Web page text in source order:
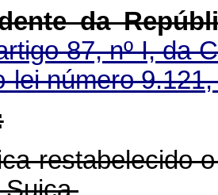
da
87, nº I, da
lei número
restabelecido